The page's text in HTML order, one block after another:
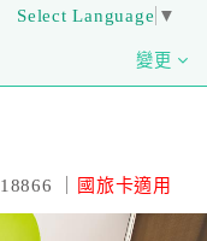
Select Language ▼
變更
｜
國旅卡適用